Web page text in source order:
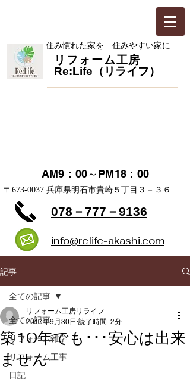
​住み慣れた家を…住みやすい家に…
​リフォーム工房
Re:Life（リライフ）
AM9：00～PM18：00
​〒673-0037 兵庫県明石市貴崎５丁目３－３６
078－777－9136
info@relife-akashi.com
記事
全ての記事
リフォーム雑学
リフォーム工事
日記
全ての記事
築10年でも･･･安心は出来
ません
リフォーム工房リライフ
2017年9月30日 読了時間: 2分